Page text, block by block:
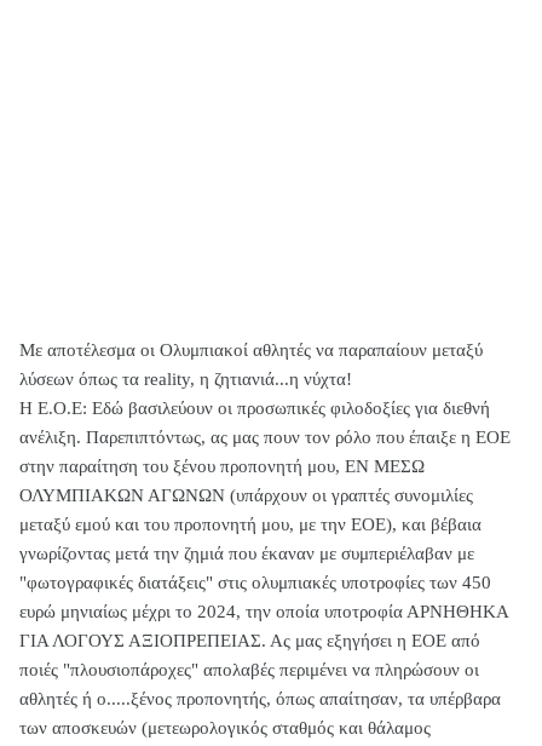
Με αποτέλεσμα οι Ολυμπιακοί αθλητές να παραπαίουν μεταξύ
λύσεων όπως τα reality, η ζητιανιά...η νύχτα!
Η Ε.Ο.Ε: Εδώ βασιλεύουν οι προσωπικές φιλοδοξίες για διεθνή
ανέλιξη. Παρεπιπτόντως, ας μας πουν τον ρόλο που έπαιξε η ΕΟΕ
στην παραίτηση του ξένου προπονητή μου, ΕΝ ΜΕΣΩ
ΟΛΥΜΠΙΑΚΩΝ ΑΓΩΝΩΝ (υπάρχουν οι γραπτές συνομιλίες
μεταξύ εμού και του προπονητή μου, με την ΕΟΕ), και βέβαια
γνωρίζοντας μετά την ζημιά που έκαναν με συμπεριέλαβαν με
"φωτογραφικές διατάξεις" στις ολυμπιακές υποτροφίες των 450
ευρώ μηνιαίως μέχρι το 2024, την οποία υποτροφία ΑΡΝΗΘΗΚΑ
ΓΙΑ ΛΟΓΟΥΣ ΑΞΙΟΠΡΕΠΕΙΑΣ. Ας μας εξηγήσει η ΕΟΕ από
ποιές "πλουσιοπάροχες" απολαβές περιμένει να πληρώσουν οι
αθλητές ή ο.....ξένος προπονητής, όπως απαίτησαν, τα υπέρβαρα
των αποσκευών (μετεωρολογικός σταθμός και θάλαμος